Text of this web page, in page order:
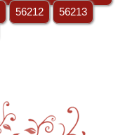
56212
56213